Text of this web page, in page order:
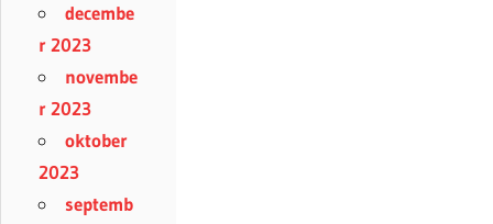
decembe
r 2023
novembe
r 2023
oktober
2023
septemb